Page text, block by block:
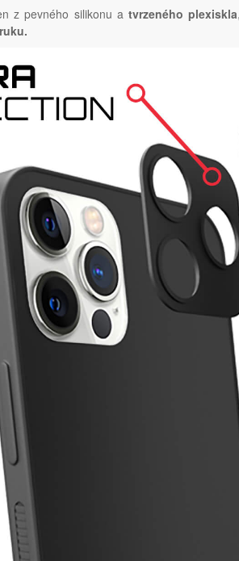
z pevného silikonu a tvrzeného plexiskla